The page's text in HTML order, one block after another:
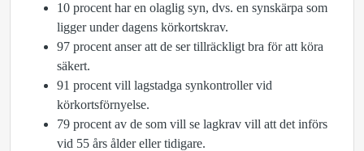
10 procent har en olaglig syn, dvs. en synskärpa som
ligger under dagens körkortskrav.
97 procent anser att de ser tillräckligt bra för att köra
säkert.
91 procent vill lagstadga synkontroller vid
körkortsförnyelse.
79 procent av de som vill se lagkrav vill att det införs
vid 55 års ålder eller tidigare.